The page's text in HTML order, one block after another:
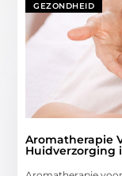
GEZONDHEID
Aromatherapie
Huidverzorging